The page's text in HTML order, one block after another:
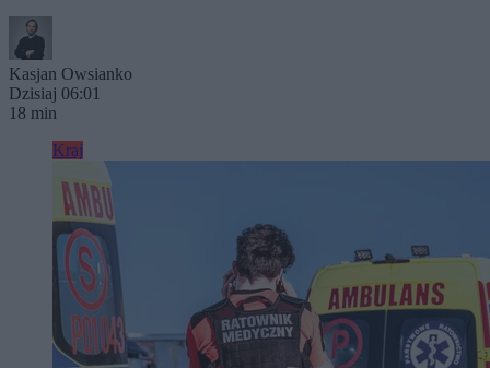
Kasjan Owsianko
Dzisiaj 06:01
18 min
Kraj